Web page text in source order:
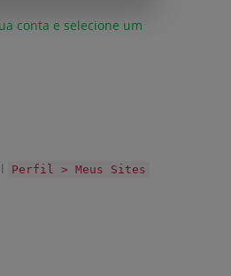
conta e selecione um
Perfil > Meus Sites